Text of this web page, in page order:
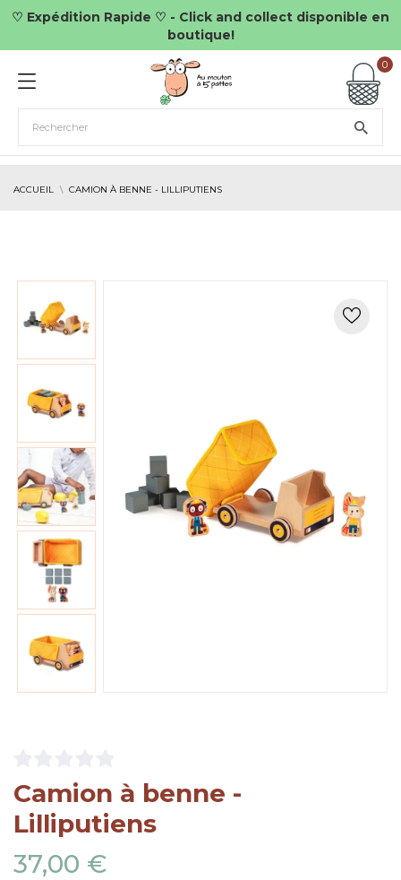
♡ Expédition Rapide ♡ - Click and collect disponible en
boutique!
0
ACCUEIL CAMION À BENNE - LILLIPUTIENS
Camion à benne -
Lilliputiens
37,00 €